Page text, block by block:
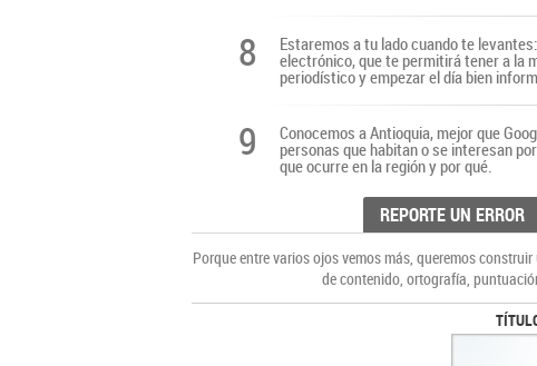
8 Estaremos a tu lado cuando te
electrónico, que te permitirá tener a la
periodístico y empezar el día bien
9 Conocemos a Antioquia, mejor que
personas que habitan o se interesan
que ocurre en la región y por qué.
REPORTE UN ERROR
Porque entre varios ojos vemos más, queremos
de contenido, ortografía,